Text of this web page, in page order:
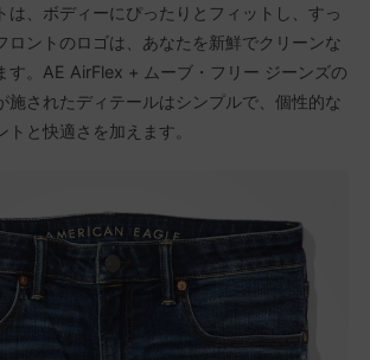
は、ボディーにぴったりとフィットし、すっ
ロントのロゴは、あなたを新鮮でクリーンな
す。AE AirFlex + ムーブ・フリー ジーンズの
施されたディテールはシンプルで、個性的な
と快適さを加えます。